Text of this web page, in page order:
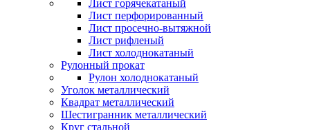
Лист горячекатаный
Лист перфорированный
Лист просечно-вытяжной
Лист рифленый
Лист холоднокатаный
Рулонный прокат
Рулон холоднокатаный
Уголок металлический
Квадрат металлический
Шестигранник металлический
Круг стальной